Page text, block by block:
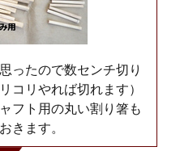
ったので数センチ切り
コリやれば切れます）
フト用の丸い割り箸も
きます。